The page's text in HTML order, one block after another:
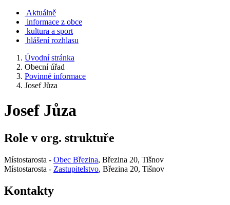
Aktuálně
informace z obce
kultura a sport
hlášení rozhlasu
Úvodní stránka
Obecní úřad
Povinné informace
Josef Jůza
Josef Jůza
Role v org. struktuře
Místostarosta - Obec Březina, Březina 20, Tišnov
Místostarosta - Zastupitelstvo, Březina 20, Tišnov
Kontakty